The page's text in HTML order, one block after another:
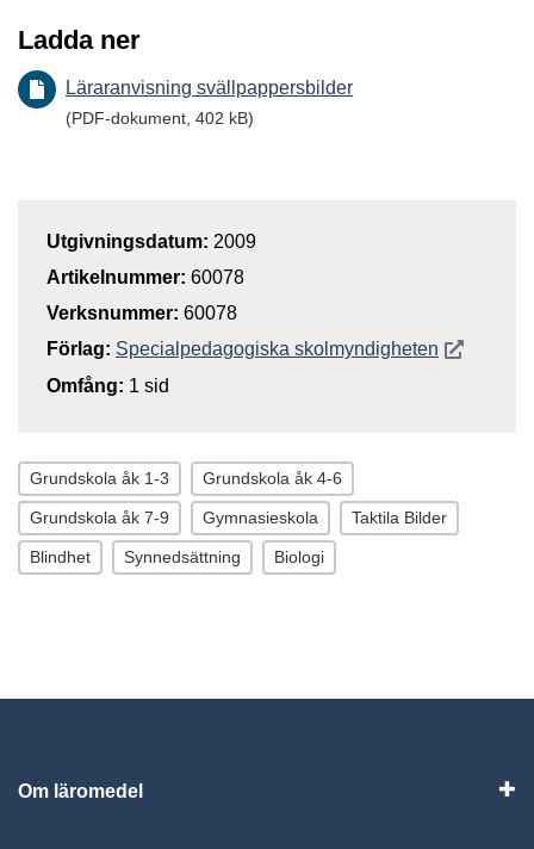
Ladda ner
Läraranvisning svällpappersbilder
(PDF-dokument, 402 kB)
Utgivningsdatum: 2009
Artikelnummer: 60078
Verksnummer: 60078
Förlag: Specialpedagogiska skolmyndigheten Öppnas i
Omfång: 1 sid
Grundskola åk 1-3 Grundskola åk 4-6
Grundskola åk 7-9 Gymnasieskola Taktila Bilder
Blindhet Synnedsättning Biologi
Om läromedel